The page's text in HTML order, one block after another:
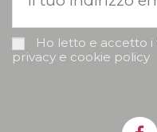
Ho letto e accetto i
privacy e cookie policy